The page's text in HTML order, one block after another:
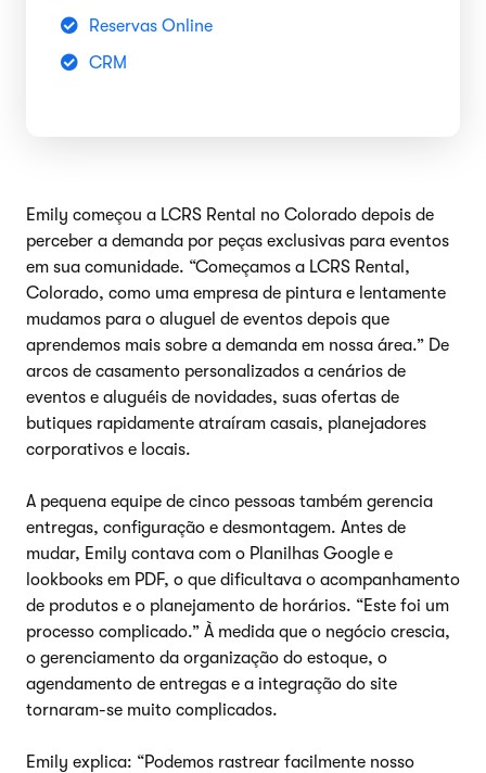
Reservas Online
CRM
Emily começou a LCRS Rental no Colorado depois de
perceber a demanda por peças exclusivas para eventos
em sua comunidade. “Começamos a LCRS Rental,
Colorado, como uma empresa de pintura e lentamente
mudamos para o aluguel de eventos depois que
aprendemos mais sobre a demanda em nossa área.” De
arcos de casamento personalizados a cenários de
eventos e aluguéis de novidades, suas ofertas de
butiques rapidamente atraíram casais, planejadores
corporativos e locais.
A pequena equipe de cinco pessoas também gerencia
entregas, configuração e desmontagem. Antes de
mudar, Emily contava com o Planilhas Google e
lookbooks em PDF, o que dificultava o acompanhamento
de produtos e o planejamento de horários. “Este foi um
processo complicado.” À medida que o negócio crescia,
o gerenciamento da organização do estoque, o
agendamento de entregas e a integração do site
tornaram-se muito complicados.
Emily explica: “Podemos rastrear facilmente nosso